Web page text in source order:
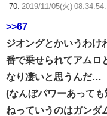
70: 2019/11/05(火)
>>67
ジオングとかいうわけ
番で乗せられてアムロ
なり凄いと思うんだ…
(なんぼパワーあって
ねっていうのはガン